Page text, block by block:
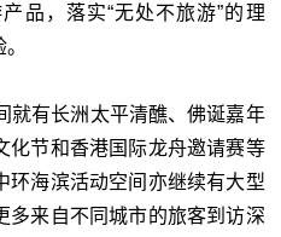
品，落实“无处不旅游”的理
就有长洲太平清醮、佛诞嘉年
化节和香港国际龙舟邀请赛等
环海滨活动空间亦继续有大型
多来自不同城市的旅客到访深